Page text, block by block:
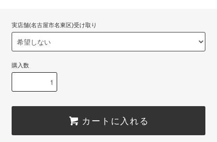
実店舗(名古屋市名東区)受け取り
購入数
カートに入れる